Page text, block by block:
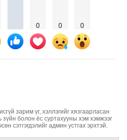
0 0 0
зарим үг, хэллэгийг хязгаарласан
зүйн болон ёс суртахууны хэм хэмжээг
сэтгэгдэлийг админ устгах эрхтэй.